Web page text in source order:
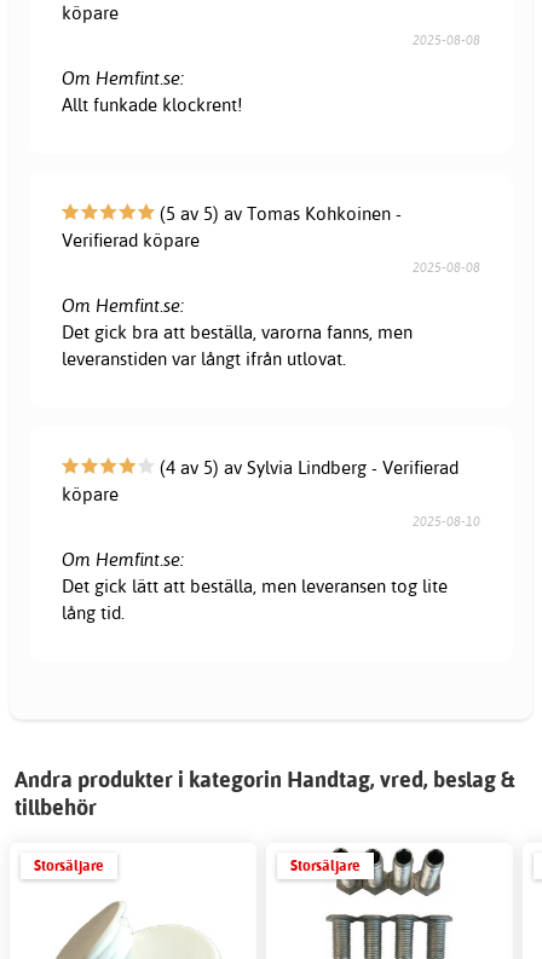
köpare
2025-08-08
Om Hemfint.se:
Allt funkade klockrent!
(5 av 5) av Tomas Kohkoinen -
Verifierad köpare
2025-08-08
Om Hemfint.se:
Det gick bra att beställa, varorna fanns, men
leveranstiden var långt ifrån utlovat.
(4 av 5) av Sylvia Lindberg - Verifierad
köpare
2025-08-10
Om Hemfint.se:
Det gick lätt att beställa, men leveransen tog lite
lång tid.
Andra produkter i kategorin Handtag, vred, beslag &
tillbehör
Storsäljare Storsäljare